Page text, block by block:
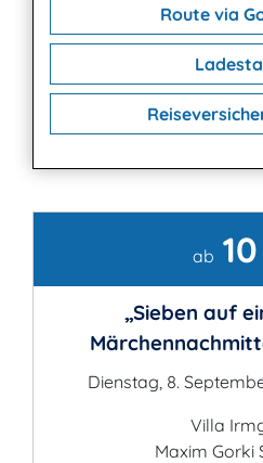
Route via
ab
„Sieben auf
Dienstag, 8.
Villa
Maxim Gorki